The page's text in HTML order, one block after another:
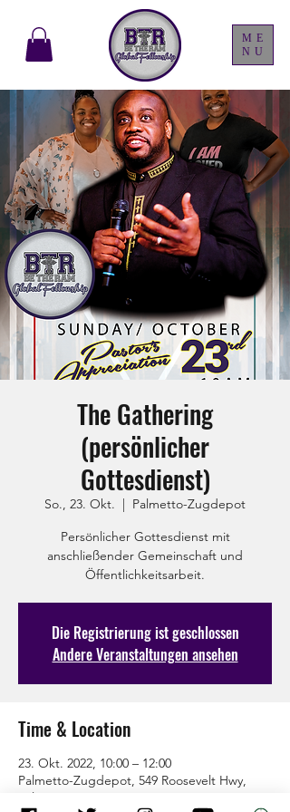
ME
NU
The Gathering
(persönlicher
Gottesdienst)
So., 23. Okt.
  |
Palmetto-Zugdepot
Persönlicher Gottesdienst mit
anschließender Gemeinschaft und
Öffentlichkeitsarbeit.
Die Registrierung ist geschlossen
Andere Veranstaltungen ansehen
Time & Location
23. Okt. 2022, 10:00 – 12:00
Palmetto-Zugdepot, 549 Roosevelt Hwy,
Palmetto, GA 30268, USA